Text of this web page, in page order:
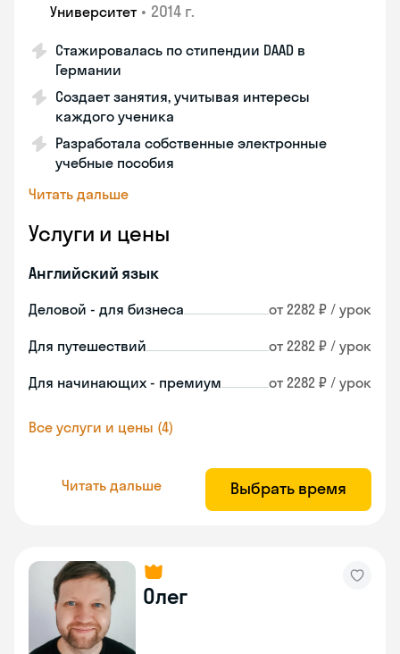
Университет • 2014 г.
Стажировалась по стипендии DAAD в
Германии
Создает занятия, учитывая интересы
каждого ученика
Разработала собственные электронные
учебные пособия
Читать дальше
Услуги и цены
Английский язык
Деловой - для бизнеса от 2282 ₽ / урок
Для путешествий от 2282 ₽ / урок
Для начинающих - премиум от 2282 ₽ / урок
Все услуги и цены (4)
Читать дальше Выбрать время
Олег